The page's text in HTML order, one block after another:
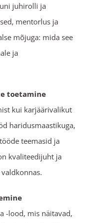
juhirolli ja
mentorlus ja
mõjuga: mida see
ja
toetamine
kui karjäärivalikut
haridusmaastikuga,
teemasid ja
kvaliteedijuht ja
-lood, mis näitavad,